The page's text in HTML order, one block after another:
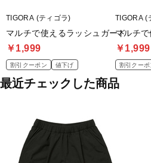
TIGORA (ティゴラ)
マルチで使えるラッシュガード
￥1,999
割引クーポン 値下げ
TIGORA (
マルチ
￥1,999
割引クーポ
最近チェックした商品